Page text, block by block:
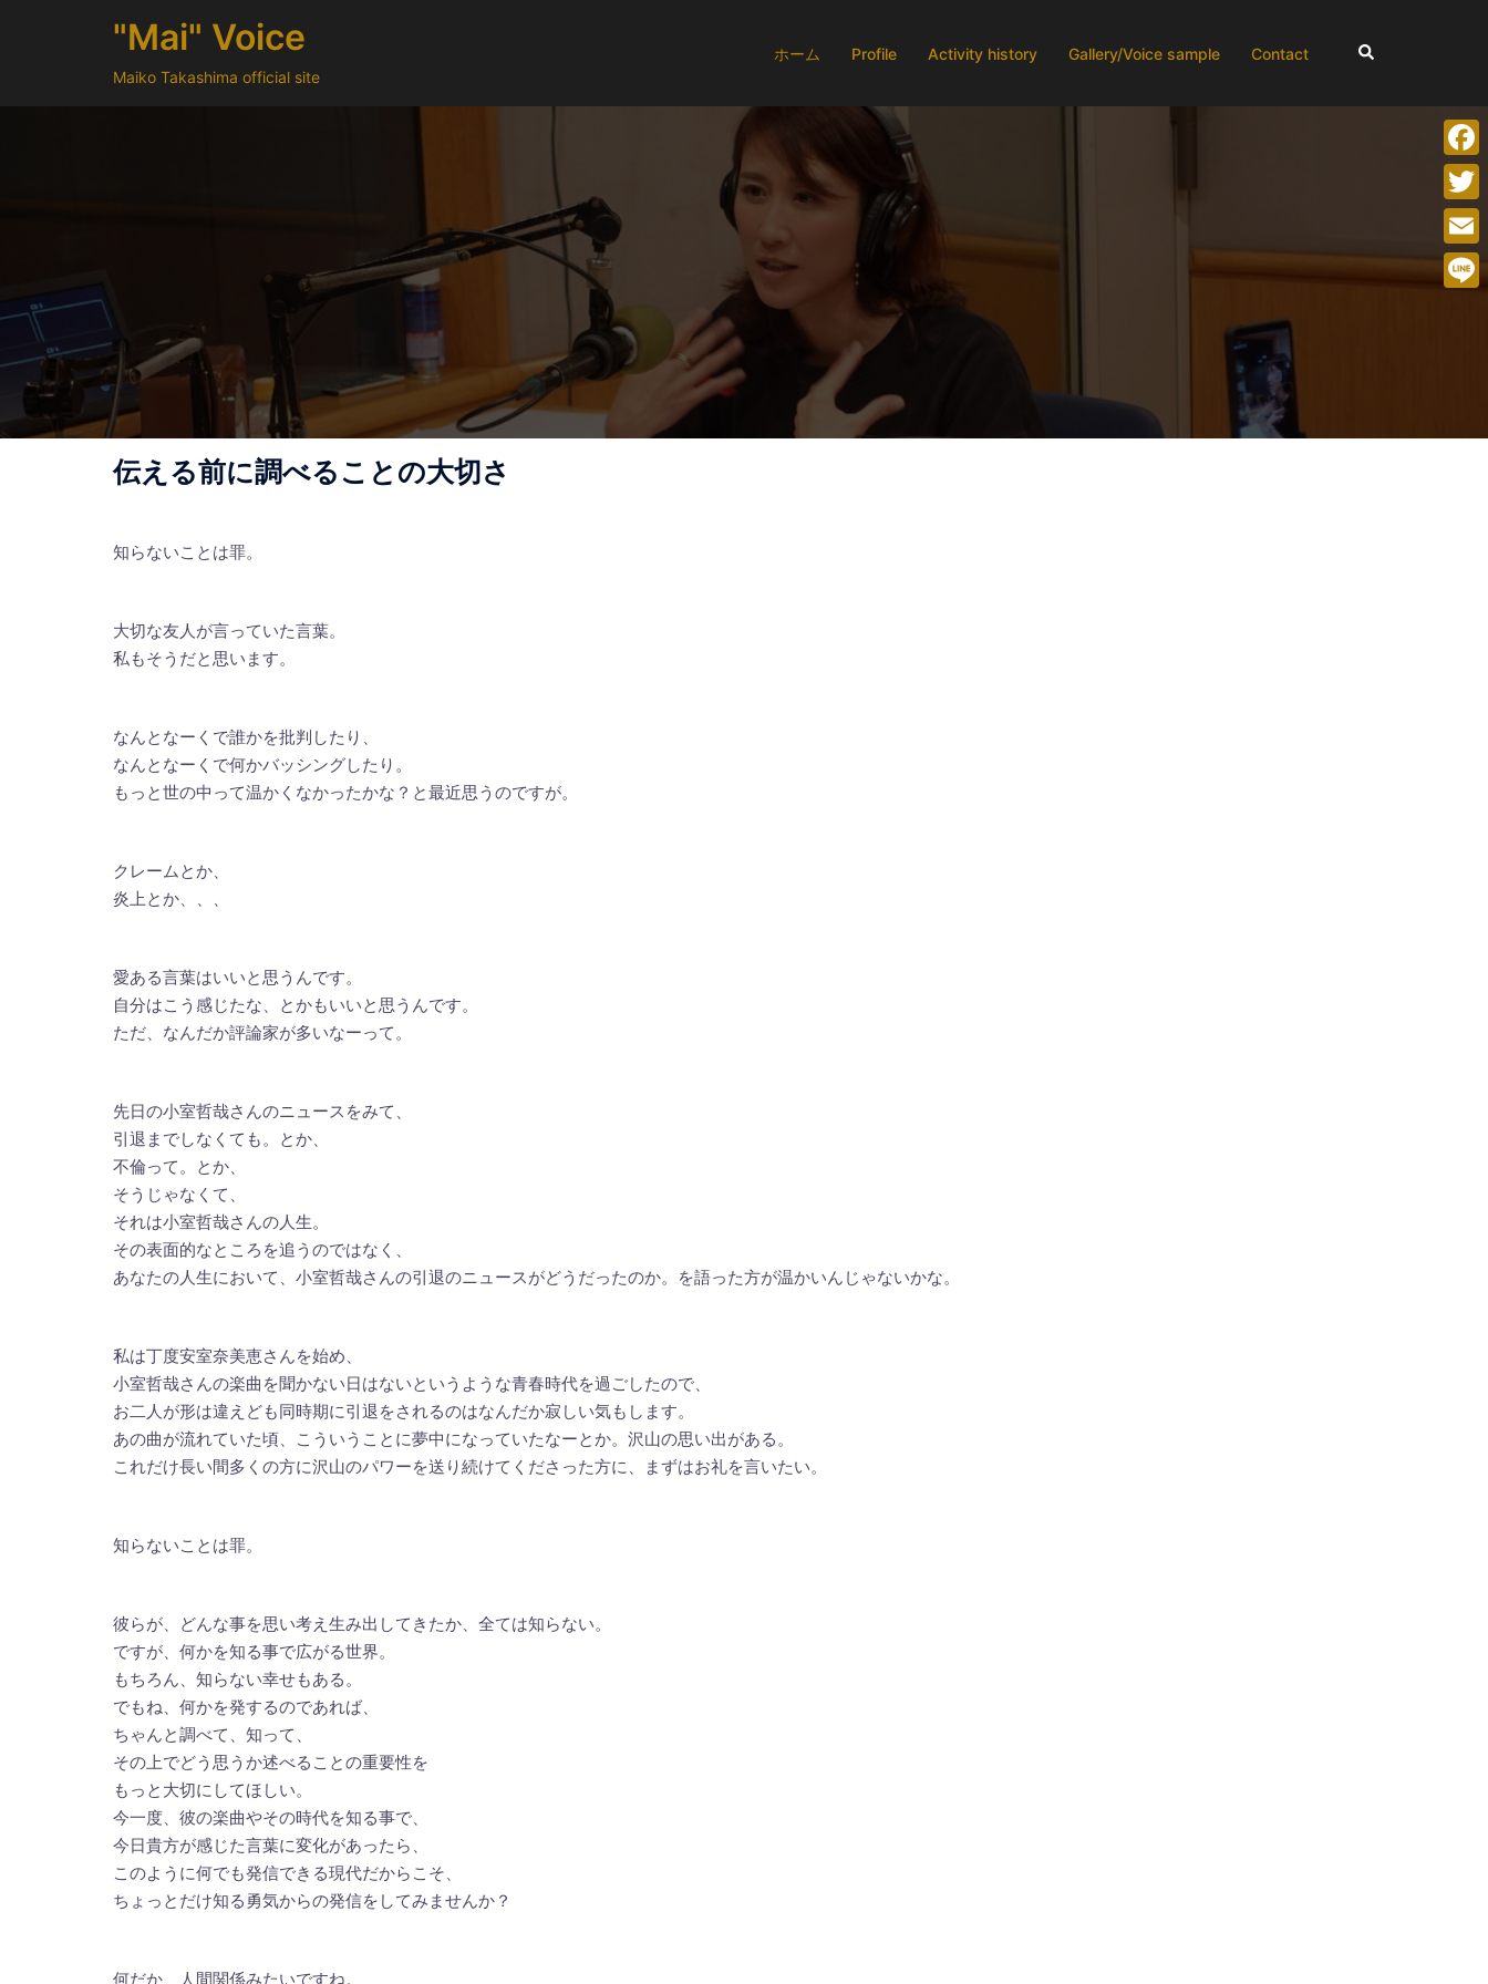
"Mai" Voice
Maiko Takashima official site
ホーム Profile Activity history Gallery/Voice sample Contact
検
索
伝える前に調べることの大切さ
知らないことは罪。
大切な友人が言っていた言葉。
私もそうだと思います。
なんとなーくで誰かを批判したり、
なんとなーくで何かバッシングしたり。
もっと世の中って温かくなかったかな？と最近思うのですが。
クレームとか、
炎上とか、、、
愛ある言葉はいいと思うんです。
自分はこう感じたな、とかもいいと思うんです。
ただ、なんだか評論家が多いなーって。
先日の小室哲哉さんのニュースをみて、
引退までしなくても。とか、
不倫って。とか、
そうじゃなくて、
それは小室哲哉さんの人生。
その表面的なところを追うのではなく、
あなたの人生において、小室哲哉さんの引退のニュースがどうだったのか。を語った方が温かいんじゃないかな。
私は丁度安室奈美恵さんを始め、
小室哲哉さんの楽曲を聞かない日はないというような青春時代を過ごしたので、
お二人が形は違えども同時期に引退をされるのはなんだか寂しい気もします。
あの曲が流れていた頃、こういうことに夢中になっていたなーとか。沢山の思い出がある。
これだけ長い間多くの方に沢山のパワーを送り続けてくださった方に、まずはお礼を言いたい。
知らないことは罪。
彼らが、どんな事を思い考え生み出してきたか、全ては知らない。
ですが、何かを知る事で広がる世界。
もちろん、知らない幸せもある。
でもね、何かを発するのであれば、
ちゃんと調べて、知って、
その上でどう思うか述べることの重要性を
もっと大切にしてほしい。
今一度、彼の楽曲やその時代を知る事で、
今日貴方が感じた言葉に変化があったら、
このように何でも発信できる現代だからこそ、
ちょっとだけ知る勇気からの発信をしてみませんか？
何だか、人間関係みたいですね。
Email